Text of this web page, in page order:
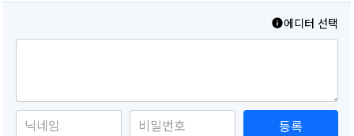
에디터 선택
등록